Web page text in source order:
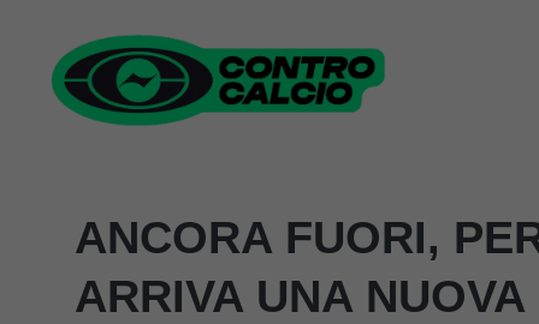
contenuto
ANCORA FUORI,
ARRIVA UNA